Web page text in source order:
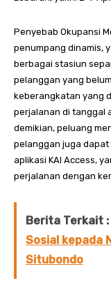
Penyebab Okupansi
penumpang dinamis,
berbagai stasiun
pelanggan yang
keberangkatan yang
perjalanan di tanggal
demikian, peluang
pelanggan juga
aplikasi KAI Access,
perjalanan dengan
Berita Terkait :
Sosial kepada
Situbondo